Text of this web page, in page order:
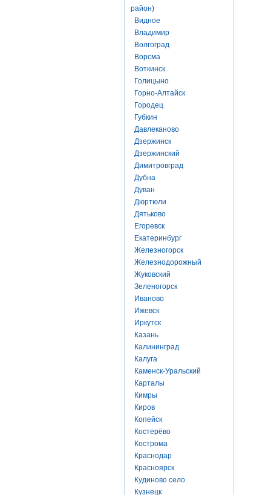
район)
Видное
Владимир
Волгоград
Ворсма
Воткинск
Голицыно
Горно-Алтайск
Городец
Губкин
Давлеканово
Дзержинск
Дзержинский
Димитровград
Дубна
Дуван
Дюртюли
Дятьково
Егоревск
Екатеринбург
Железногорск
Железнодорожный
Жуковский
Зеленогорск
Иваново
Ижевск
Иркутск
Казань
Калининград
Калуга
Каменск-Уральский
Карталы
Кимры
Киров
Копейск
Костерёво
Кострома
Краснодар
Красноярск
Кудиново село
Кузнецк